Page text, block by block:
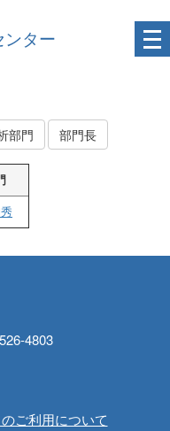
ンター
部門 部門長
4803
ご利用について